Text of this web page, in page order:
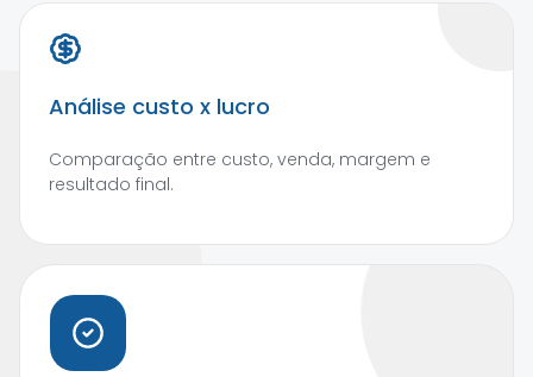
Análise custo x lucro
Comparação entre custo, venda, margem e
resultado final.